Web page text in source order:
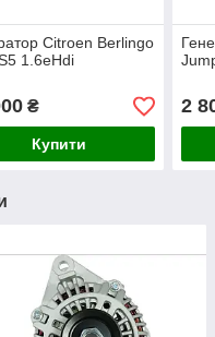
Citroen Berlingo
1.6eHdi
₴
Купити
2